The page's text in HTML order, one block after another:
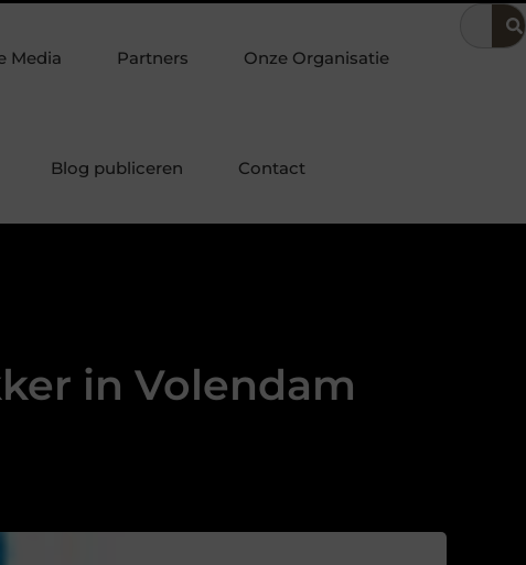
Klassiek bureau combineren met andere stukken tot een
Media Partners Onze Organisatie
Blog publiceren Contact
in Volendam